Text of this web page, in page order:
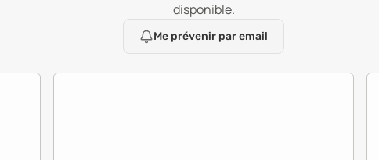
disponible.
Me prévenir par email